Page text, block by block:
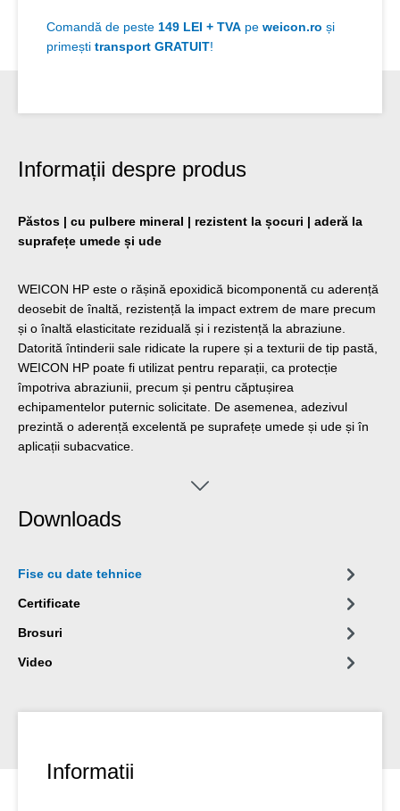
Comandă de peste 149 LEI + TVA pe weicon.ro și
primești transport GRATUIT!
Informații despre produs
Păstos | cu pulbere mineral | rezistent la șocuri | aderă la
suprafețe umede și ude
WEICON HP este o rășină epoxidică bicomponentă cu aderență
deosebit de înaltă, rezistență la impact extrem de mare precum
și o înaltă elasticitate reziduală și i rezistență la abraziune.
Datorită întinderii sale ridicate la rupere și a texturii de tip pastă,
WEICON HP poate fi utilizat pentru reparații, ca protecție
împotriva abraziunii, precum și pentru căptușirea
echipamentelor puternic solicitate. De asemenea, adezivul
prezintă o aderență excelentă pe suprafețe umede și ude și în
aplicații subacvatice.
Downloads
Fise cu date tehnice
Certificate
Brosuri
Video
Informatii